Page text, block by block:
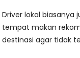
Driver lokal
tempat makan
destinasi agar tidak